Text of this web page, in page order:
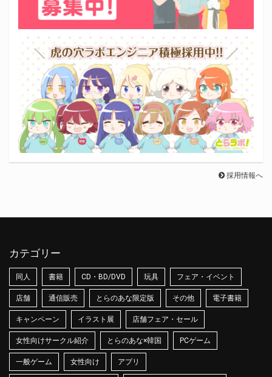
採用情報へ
カテゴリー
同人 書籍 CD・BD/DVD 玩具 フェア・イベント
店舗 通信販売 とらのあな限定版 その他 電子書籍
キャンペーン イラスト展 店舗フェア・セール
女性向けサークル紹介 とらのあな×韓国 PCゲーム
一般ゲーム 女性向け アプリ